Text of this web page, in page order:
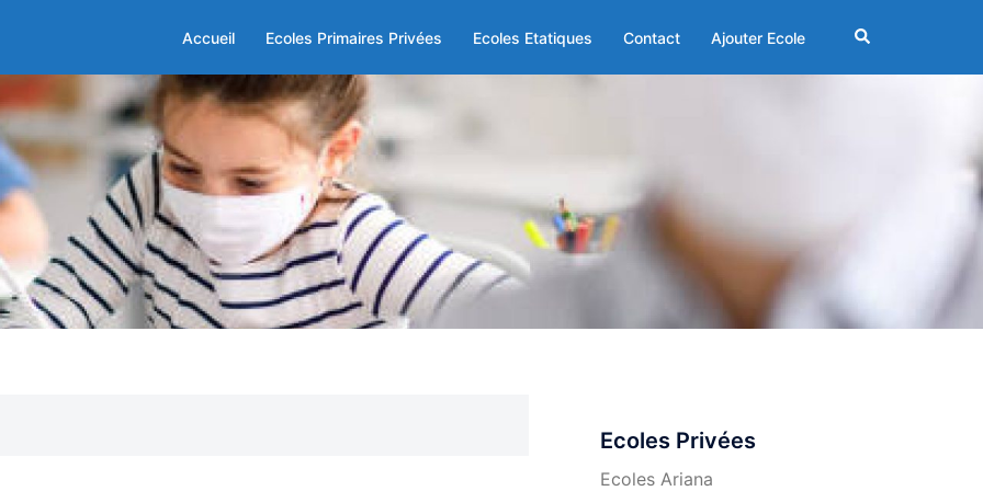
Accueil Ecoles Primaires Privées Ecoles Etatiques Contact Ajouter Ecole Rechercher
Ecoles Privées
Ecoles Ariana